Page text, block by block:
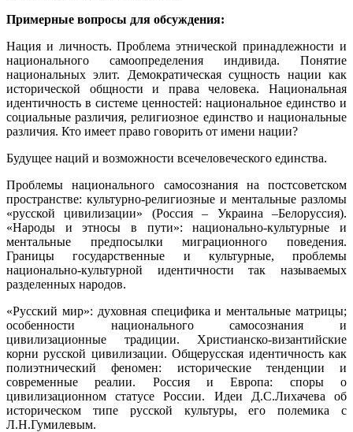
Примерные вопросы для обсуждения:
Нация и личность. Проблема этнической принадлежности и
национального самоопределения индивида. Понятие
национальных элит. Демократическая сущность нации как
исторической общности и права человека. Национальная
идентичность в системе ценностей: национальное единство и
социальные различия, религиозное единство и национальные
различия. Кто имеет право говорить от имени нации?
Будущее наций и возможности всечеловеческого единства.
Проблемы национального самосознания на постсоветском
пространстве: культурно-религиозные и ментальные разломы
«русской цивилизации» (Россия – Украина –Белоруссия).
«Народы и этносы в пути»: национально-культурные и
ментальные предпосылки миграционного поведения.
Границы государственные и культурные, проблемы
национально-культурной идентичности так называемых
разделенных народов.
«Русский мир»: духовная специфика и ментальные матрицы;
особенности национального самосознания и
цивилизационные традиции. Христианско-византийские
корни русской цивилизации. Общерусская идентичность как
полиэтнический феномен: исторические тенденции и
современные реалии. Россия и Европа: споры о
цивилизационном статусе России. Идеи Д.С.Лихачева об
историческом типе русской культуры, его полемика с
Л.Н.Гумилевым.